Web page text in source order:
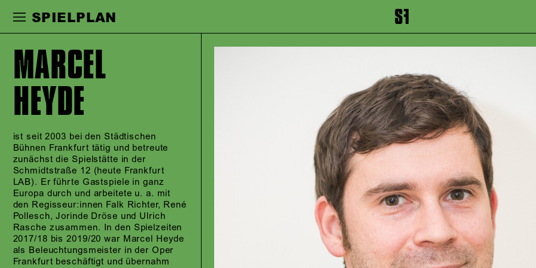
Zur Hauptnavigation springen Zum Footer springen
SPIELPLAN
MARCEL
HEYDE
ist seit 2003 bei den Städtischen
Bühnen Frankfurt tätig und betreute
zunächst die Spielstätte in der
Schmidtstraße 12 (heute Frankfurt
LAB). Er führte Gastspiele in ganz
Europa durch und arbeitete u. a. mit
den Regisseur:innen Falk Richter, René
Pollesch, Jorinde Dröse und Ulrich
Rasche zusammen. In den Spielzeiten
2017/18 bis 2019/20 war Marcel Heyde
als Beleuchtungsmeister in der Oper
Frankfurt beschäftigt und übernahm